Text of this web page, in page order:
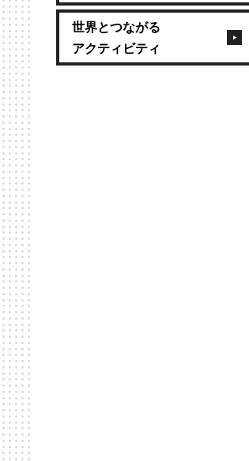
世界とつながる
アクティビティ